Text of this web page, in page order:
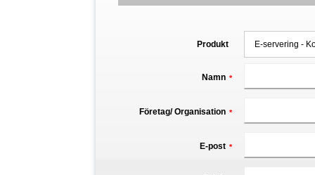
Produkt
Namn *
Företag/ Organisation *
E-post *